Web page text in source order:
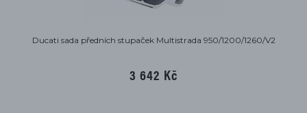
Ducati sada předních stupaček Multistrada 950/1200/1260/V2
3 642 Kč